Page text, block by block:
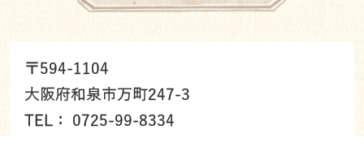
〒594-1104
大阪府和泉市万町247-3
TEL： 0725-99-8334